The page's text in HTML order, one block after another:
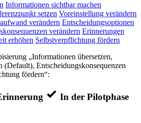
Informationen sichtbar machen
setzen Voreinstellung verändern
verändern Entscheidungsoptionen
verändern Erinnerungen
erhöhen Selbstverpflichtung fördern
„Informationen übersetzen,
(Default), Entscheidungskonsequenzen
fördern“:
In der Pilotphase